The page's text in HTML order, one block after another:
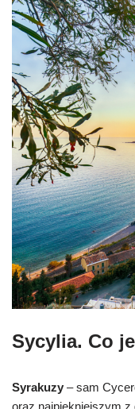
Sycylia. Co
Syrakuzy – sam
oraz najpiękniejszym z